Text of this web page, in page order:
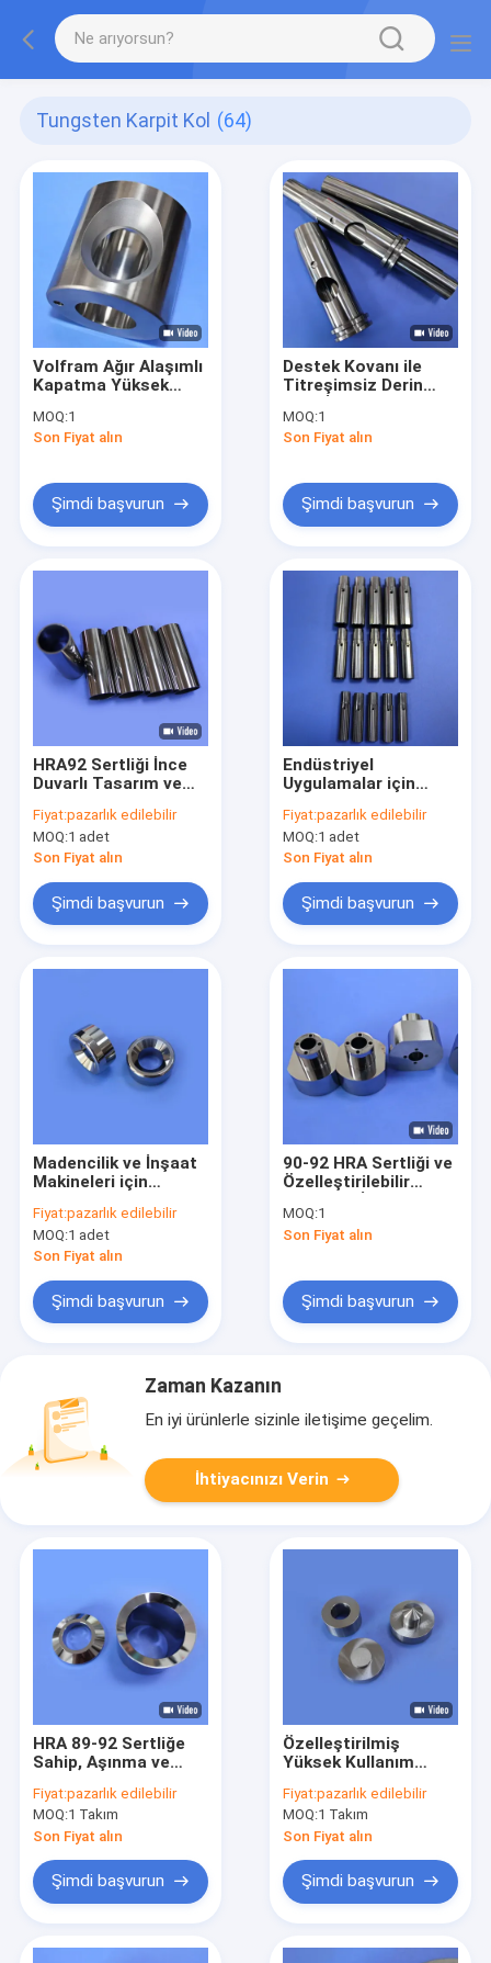
Tungsten Karpit Kol (64)
Volfram Ağır Alaşımlı
Kapatma Yüksek
g/cm3 Hassas
İşlenmiş ±0.01 mm
Kollimatör Kol
MOQ:1
Son Fiyat alın
Şimdi başvurun
Destek Kovanı ile
Titreşimsiz Derin
Tungsten Ağır
Alaşımlı Titreşim
Tutucu
MOQ:1
Son Fiyat alın
Şimdi başvurun
HRA92 Sertliği İnce
Duvarlı Tasarım ve
Uygulamaları için
Yüksek Korozyon
Direnci ile Tungsten
Fiyat:pazarlık edilebilir
MOQ:1 adet
Son Fiyat alın
Şimdi başvurun
Endüstriyel
Uygulamalar için
Süper Dayanıklı ve
Yüksek Aşınma
Direncine Sahip
Karbür Burç
Fiyat:pazarlık edilebilir
MOQ:1 adet
Son Fiyat alın
Şimdi başvurun
Madencilik ve İnşaat
Makineleri için
Direncine Sahip
Hassas İç Koni
Tungsten Karbür
Fiyat:pazarlık edilebilir
MOQ:1 adet
Son Fiyat alın
Şimdi başvurun
90-92 HRA Sertliği ve
Özelleştirilebilir
Manyetik Olmayan
WC-Ni Karbür
MOQ:1
Son Fiyat alın
Şimdi başvurun
Zaman Kazanın
En iyi ürünlerle sizinle iletişime geçelim.
İhtiyacınızı Verin
HRA 89-92 Sertliğe
Sahip, Aşınma ve
ve Yüksek Basınçlı
Sistemler İçin
Hassas Uyumlu
Tungsten Karbür Çek
Vanası Halkası
Fiyat:pazarlık edilebilir
MOQ:1 Takım
Son Fiyat alın
Şimdi başvurun
Özelleştirilmiş
Yüksek Kullanım
Karbid Merkezi
Bushing ± 0.01 mm
Tolerans ve Uzun
Yaşam Süresi
Fiyat:pazarlık edilebilir
MOQ:1 Takım
Son Fiyat alın
Şimdi başvurun